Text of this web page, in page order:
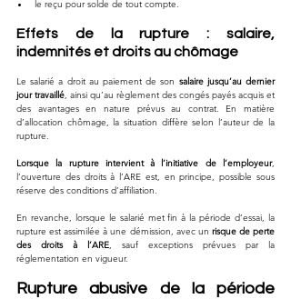
le reçu pour solde de tout compte.
Effets de la rupture : salaire,
indemnités et droits au chômage
Le salarié a droit au paiement de son salaire jusqu’au dernier
jour travaillé, ainsi qu’au règlement des congés payés acquis et
des avantages en nature prévus au contrat. En matière
d’allocation chômage, la situation diffère selon l’auteur de la
rupture.
Lorsque la rupture intervient à l’initiative de l’employeur,
l’ouverture des droits à l’ARE est, en principe, possible sous
réserve des conditions d’affiliation.
En revanche, lorsque le salarié met fin à la période d’essai, la
rupture est assimilée à une démission, avec un risque de perte
des droits à l’ARE, sauf exceptions prévues par la
réglementation en vigueur.
Rupture abusive de la période